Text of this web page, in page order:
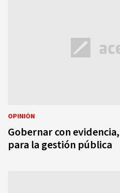
OPINIÓN
Gobernar con
para la gestión pública